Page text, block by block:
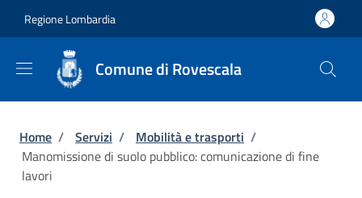
Regione Lombardia
Comune di Rovescala
Briciole di pane
Home / Servizi / Mobilità e trasporti /
Manomissione di suolo pubblico: comunicazione di fine
lavori